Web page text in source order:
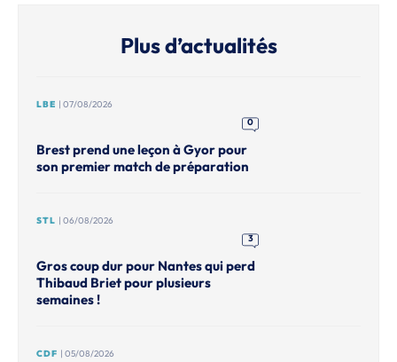
Plus d’actualités
LBE | 07/08/2026
0
Brest prend une leçon à Gyor pour
son premier match de préparation
STL | 06/08/2026
3
Gros coup dur pour Nantes qui perd
Thibaud Briet pour plusieurs
semaines !
CDF | 05/08/2026